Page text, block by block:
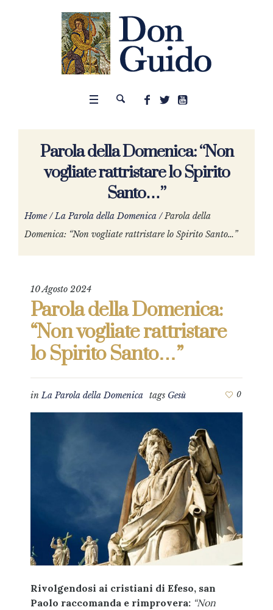
Parola della Domenica: “Non
vogliate rattristare lo Spirito
Santo…”
Home /La Parola della Domenica /Parola della
Domenica: “Non vogliate rattristare lo Spirito Santo…”
10 Agosto 2024
Parola della Domenica:
“Non vogliate rattristare
lo Spirito Santo…”
inLa Parola della Domenica tags Gesù 0
Rivolgendosi ai cristiani di Efeso, san
Paolo raccomanda e rimprovera: “Non